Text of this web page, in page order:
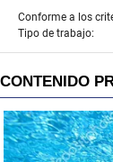
Conforme a los
Tipo de trabajo: